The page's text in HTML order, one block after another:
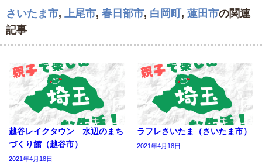
さいたま市, 上尾市, 春日部市, 白岡町 , 蓮田市の関連
記事
越谷レイクタウン 水辺のまち
づくり館（越谷市）
2021年4月18日
ラフレさいたま（さいたま市）
2021年4月18日